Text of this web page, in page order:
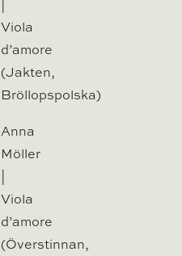
|
Viola
d’amore
(Jakten,
Bröllopspolska)
Anna
Möller
|
Viola
d’amore
(Överstinnan,